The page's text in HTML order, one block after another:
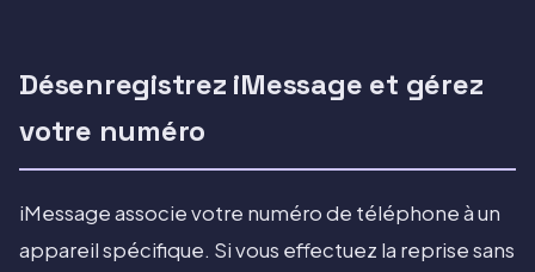
Désenregistrez iMessage et gérez
votre numéro
iMessage associe votre numéro de téléphone à un
appareil spécifique. Si vous effectuez la reprise sans